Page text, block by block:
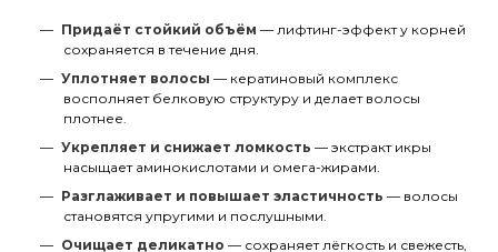
Придаёт стойкий объём — лифтинг-эффект у корней
сохраняется в течение дня.
Уплотняет волосы — кератиновый комплекс
восполняет белковую структуру и делает волосы
плотнее.
Укрепляет и снижает ломкость — экстракт икры
насыщает аминокислотами и омега-жирами.
Разглаживает и повышает эластичность — волосы
становятся упругими и послушными.
Очищает деликатно — сохраняет лёгкость и свежесть,